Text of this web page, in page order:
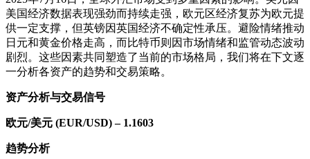
美国经济数据表现强劲而持续走强，欧元区经济复苏为欧元提
供一定支撑，但英镑因英国经济不确定性承压。避险情绪推动
日元和黄金价格走高，而比特币则因市场情绪和监管动态波动
剧烈。这些因素共同塑造了当前的市场格局，我们将在下文逐
一分析各资产的趋势和交易策略。
资产分析与交易信号
欧元/美元 (EUR/USD) – 1.1603
趋势分析